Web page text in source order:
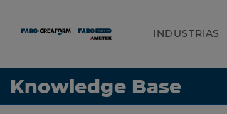
INDUSTRIAS
Knowledge Base
Idioma